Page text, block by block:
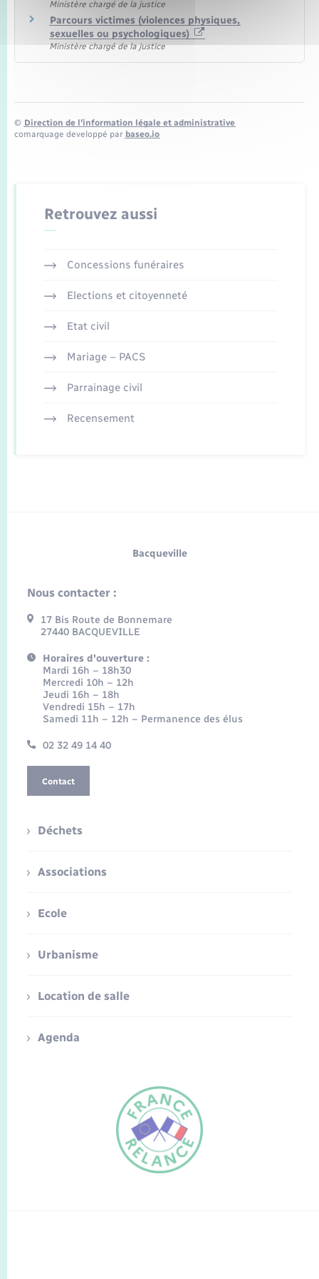
FR
Ministère chargé de la justice
Parcours victimes (violences physiques,
sexuelles ou psychologiques)
Ministère chargé de la justice
© Direction de l’information légale et administrative
comarquage developpé par baseo.io
Retrouvez aussi
Concessions funéraires
Elections et citoyenneté
Etat civil
Mariage – PACS
Parrainage civil
Recensement
Bacqueville
Nous contacter :
17 Bis Route de Bonnemare
27440 BACQUEVILLE
Horaires d'ouverture :
Mardi 16h – 18h30
Mercredi 10h – 12h
Jeudi 16h – 18h
Vendredi 15h – 17h
Samedi 11h – 12h – Permanence des élus
02 32 49 14 40
Contact
Déchets
Associations
Ecole
Urbanisme
Location de salle
Agenda